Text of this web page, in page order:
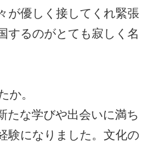
が優しく接してくれ緊張
するのがとても寂しく名
か。
たな学びや出会いに満ち
験になりました。文化の